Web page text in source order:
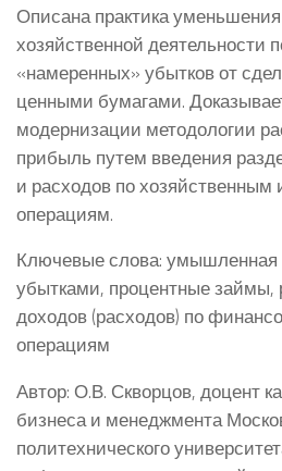
Описана практика
хозяйственной деятельности
«намеренных» убытков от
ценными бумагами.
модернизации методологии
прибыль путем введения
и расходов по
операциям.
Ключевые слова:
убытками, процентные займы,
доходов (расходов) по
операциям
Автор: О.В. Скворцов, доцент
бизнеса и менеджмента
политехнического